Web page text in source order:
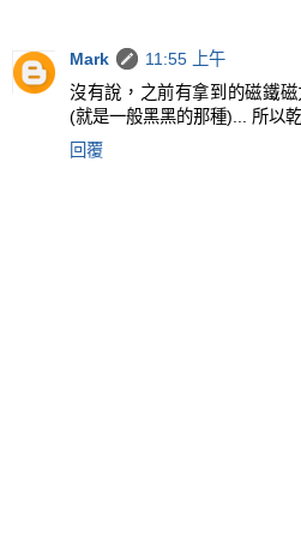
Mark
11:55 上午
沒有說，之前有拿到的磁鐵
(就是一般黑黑的那種)... 所以
回覆